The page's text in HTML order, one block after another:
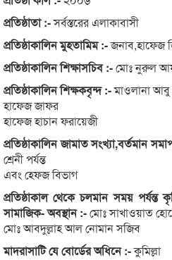
প্রতিষ্ঠাতা :-সর্বস্তরের এলাকাবাসী
প্রতিষ্ঠাকালিন মুহতামিম :-জনাব,হাফেজ
প্রতিষ্ঠাকালিন শিক্ষাসচিব :-মোঃ নুরুল
প্রতিষ্ঠাকালিন শিক্ষকবৃন্দ :-মাওলানা আবু
হাফেজ জাফর
হাফেজ হাচান ফরায়েজী
প্রতিষ্ঠাকালিন জামাত সংখ্যা,বর্তমান
শ্রেনী পর্যন্ত
এবং হেফজ বিভাগ
প্রতিষ্ঠাকাল থেকে চলমান সময় পর্যন্ত
সামাজিক- অবস্থান :-মোঃ সাখাওয়াত
মোঃ আবদুল্লাহ আল নোমান সজিব
মাদরাসাটি যে বোর্ডের অধিনে :-কুমিল্লা